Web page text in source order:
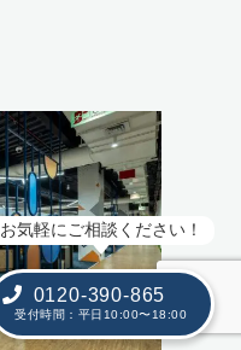
お気軽にご相談ください！
0120-390-865
受付時間：平日10:00〜18:00